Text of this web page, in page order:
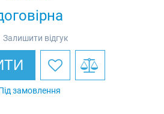
Залишити відгук
замовлення